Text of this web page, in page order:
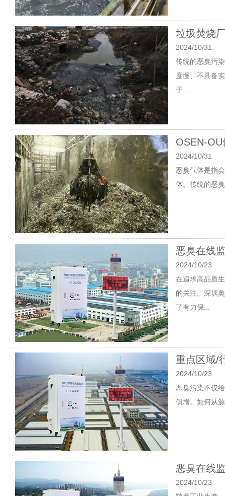
垃圾焚烧
2024/10/31
传统的恶臭污
度慢、不具备
于...
OSEN-
2024/10/31
恶臭气体是指
体。传统的恶
恶臭在线
2024/10/23
在追求高品质
的关注。深圳
了有力保...
重点区域/
2024/10/23
恶臭污染不仅
俱增。如何从
恶臭在线
2024/10/23